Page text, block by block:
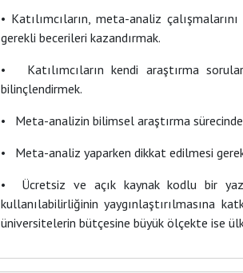
• Katılımcıların, meta-analiz
gerekli becerileri kazandırmak.
• Katılımcıların kendi araştırma
bilinçlendirmek.
• Meta-analizin bilimsel araştırma
• Meta-analiz yaparken dikkat edilmesi
• Ücretsiz ve açık kaynak kodlu bir
kullanılabilirliğinin yaygınlaştırılmasına
üniversitelerin bütçesine büyük ölçekte ise